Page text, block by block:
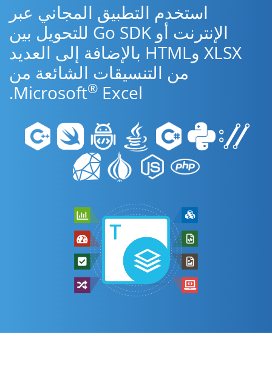
استخدم التطبيق المجاني عبر
الإنترنت أو Go SDK للتحويل بين
XLSX وHTML بالإضافة إلى العديد
من التنسيقات الشائعة من
Microsoft® Excel.